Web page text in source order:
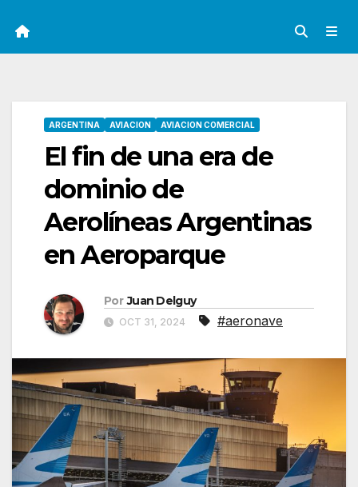
ARGENTINA AVIACION AVIACION COMERCIAL
El fin de una era de
dominio de
Aerolíneas Argentinas
en Aeroparque
Por Juan Delguy
OCT 31, 2024 #aeronave